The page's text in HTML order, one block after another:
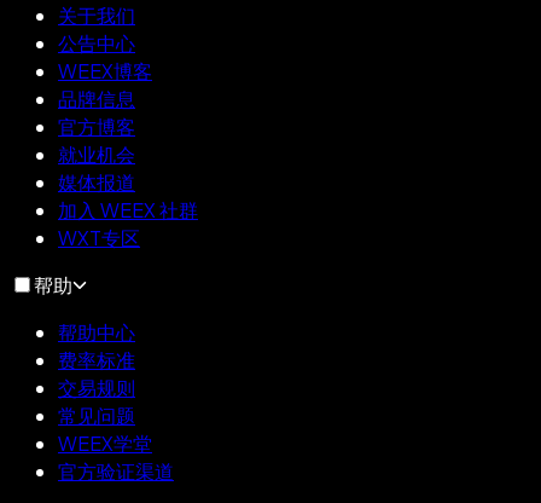
关于我们
公告中心
WEEX博客
品牌信息
官方博客
就业机会
媒体报道
加入 WEEX 社群
WXT专区
帮助
帮助中心
费率标准
交易规则
常见问题
WEEX学堂
官方验证渠道